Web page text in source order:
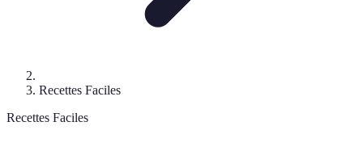
Recettes Faciles
Recettes Faciles